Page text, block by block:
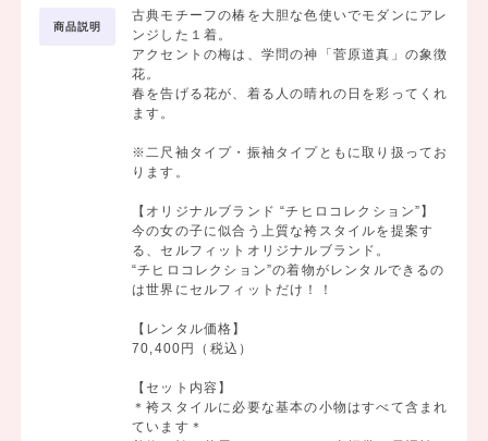
商品説明
古典モチーフの椿を大胆な色使いでモダンにアレ
ンジした１着。
アクセントの梅は、学問の神「菅原道真」の象徴
花。
春を告げる花が、着る人の晴れの日を彩ってくれ
ます。
※二尺袖タイプ・振袖タイプともに取り扱ってお
ります。
【オリジナルブランド “チヒロコレクション”】
今の女の子に似合う上質な袴スタイルを提案す
る、セルフィットオリジナルブランド。
“チヒロコレクション”の着物がレンタルできるの
は世界にセルフィットだけ！！
【レンタル価格】
70,400円（税込）
【セット内容】
＊袴スタイルに必要な基本の小物はすべて含まれ
ています＊